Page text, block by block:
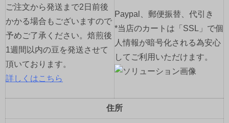
ご注文から発送まで2日前後
かかる場合もございますので
予めご了承ください。焙煎後
1週間以内の豆を発送させて
頂いております。
詳しくはこちら
Paypal、郵便振替、代引き
*当店のカートは「SSL」で個
人情報が暗号化される為安心
してご利用いただけます。
住所